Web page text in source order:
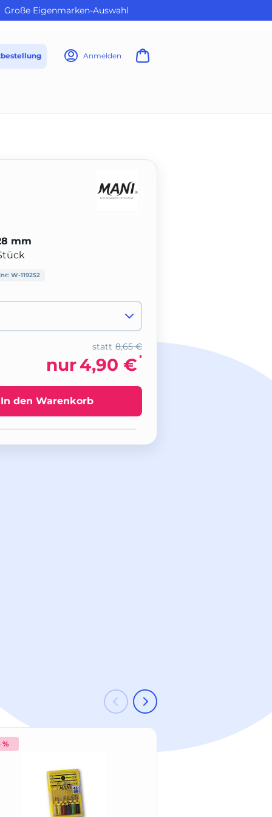
Große Eigenmarken-Auswahl
Anmelden
mm
W-119252
8,65 €
statt
nur4,90 € *
In den Warenkorb
% -25 %